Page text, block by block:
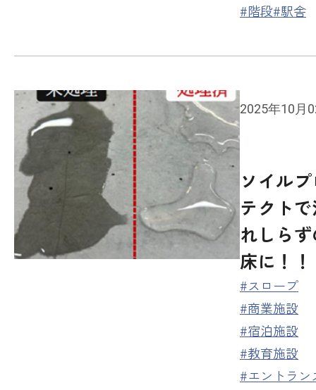
#階段#駅舎
2025年10月
ソイル
テクト
れしら
床に！！
#スロープ
#商業施設
#宿泊施設
#教育施設
#エントラン